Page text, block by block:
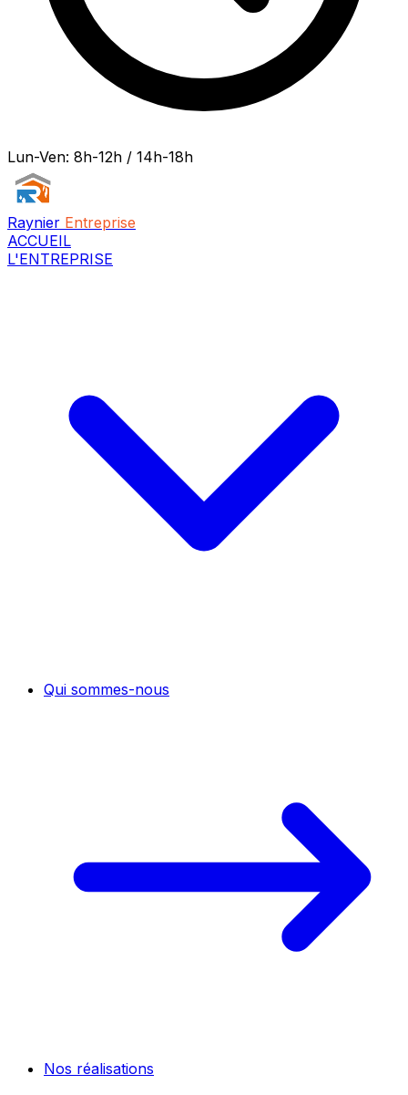
Lun-Ven: 8h-12h / 14h-18h
Raynier Entreprise
ACCUEIL
L'ENTREPRISE
Qui sommes-nous
Nos réalisations